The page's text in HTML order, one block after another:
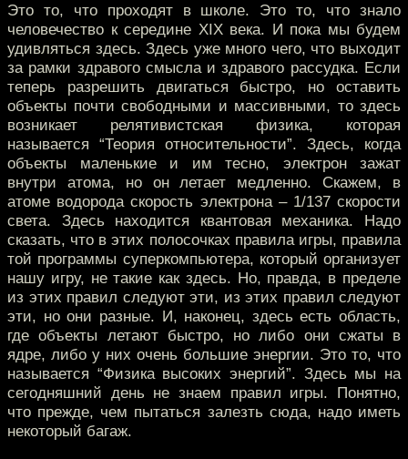
Это то, что проходят в школе. Это то, что знало
человечество к середине XIX века. И пока мы будем
удивляться здесь. Здесь уже много чего, что выходит
за рамки здравого смысла и здравого рассудка. Если
теперь разрешить двигаться быстро, но оставить
объекты почти свободными и массивными, то здесь
возникает релятивистская физика, которая
называется “Теория относительности”. Здесь, когда
объекты маленькие и им тесно, электрон зажат
внутри атома, но он летает медленно. Скажем, в
атоме водорода скорость электрона – 1/137 скорости
света. Здесь находится квантовая механика. Надо
сказать, что в этих полосочках правила игры, правила
той программы суперкомпьютера, который организует
нашу игру, не такие как здесь. Но, правда, в пределе
из этих правил следуют эти, из этих правил следуют
эти, но они разные. И, наконец, здесь есть область,
где объекты летают быстро, но либо они сжаты в
ядре, либо у них очень большие энергии. Это то, что
называется “Физика высоких энергий”. Здесь мы на
сегодняшний день не знаем правил игры. Понятно,
что прежде, чем пытаться залезть сюда, надо иметь
некоторый багаж.